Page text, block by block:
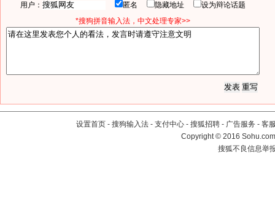
用户： 匿名 隐藏地址
设为辩论话题
*搜狗拼音输入法，中文处理专家>>
设置首页 - 搜狗输入法 - 支付中心 - 搜狐招聘 - 广告服务 - 客
Copyright©2016
搜狐不良信息举